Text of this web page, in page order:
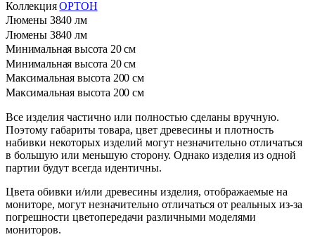
Коллекция ОРТОН
⁠Люмены 3840 лм
⁠Люмены 3840 лм
Минимальная высота 20 см
Минимальная высота 20 см
Максимальная высота 200 см
Максимальная высота 200 см
Все изделия частично или полностью сделаны вручную.
Поэтому габариты товара, цвет древесины и плотность
набивки некоторых изделий могут незначительно отличаться
в большую или меньшую сторону. Однако изделия из одной
партии будут всегда идентичны.
Цвета обивки и/или древесины изделия, отображаемые на
мониторе, могут незначительно отличаться от реальных из-за
погрешности цветопередачи различными моделями
мониторов.